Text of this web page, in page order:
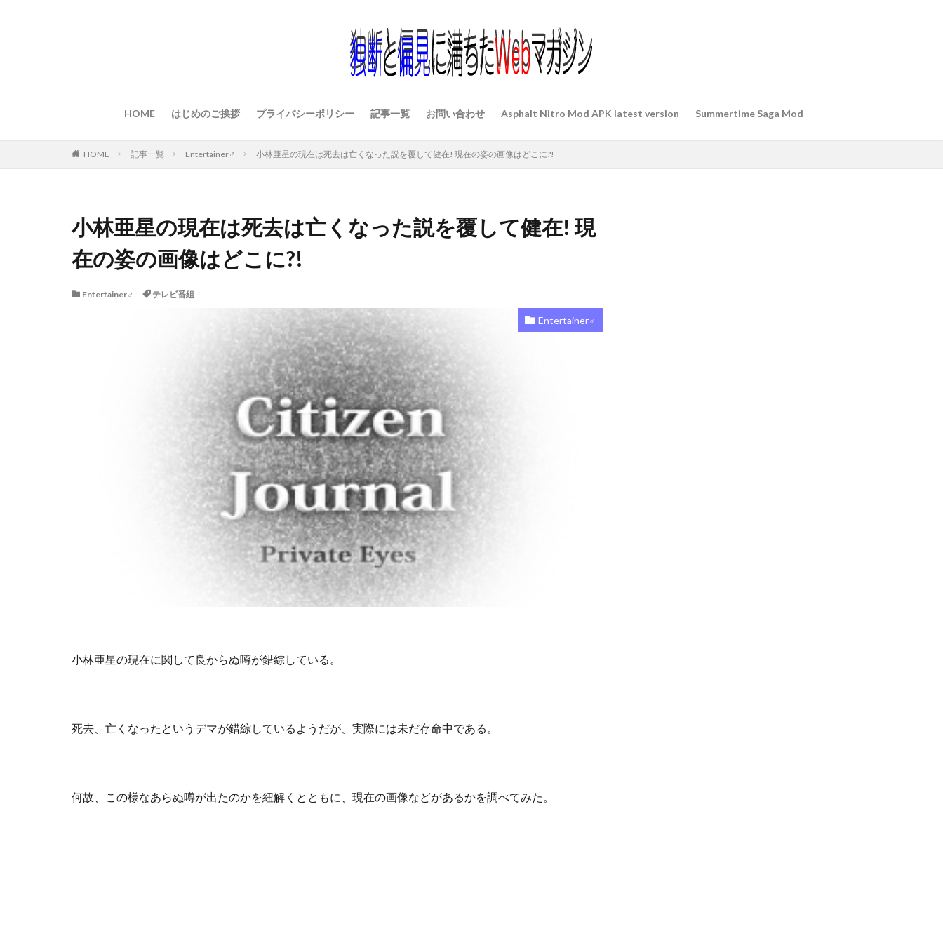
HOME はじめのご挨拶 プライバシーポリシー 記事一覧 お問い合わせ Asphalt Nitro Mod APK latest version Summertime Saga Mod
HOME 記事一覧 Entertainer♂ 小林亜星の現在は死去は亡くなった説を覆して健在! 現在の姿の画像はどこに?!
小林亜星の現在は死去は亡くなった説を覆して健在! 現
在の姿の画像はどこに?!
Entertainer♂ テレビ番組
Entertainer♂
小林亜星の現在に関して良からぬ噂が錯綜している。
死去、亡くなったというデマが錯綜しているようだが、実際には未だ存命中である。
何故、この様なあらぬ噂が出たのかを紐解くとともに、現在の画像などがあるかを調べてみた。